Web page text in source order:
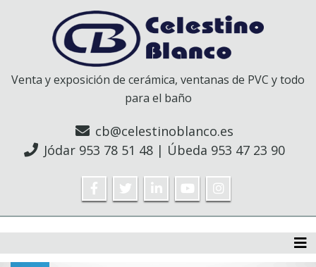
Venta y exposición de cerámica, ventanas de PVC y todo
para el baño
cb@celestinoblanco.es
Jódar 953 78 51 48 | Úbeda 953 47 23 90